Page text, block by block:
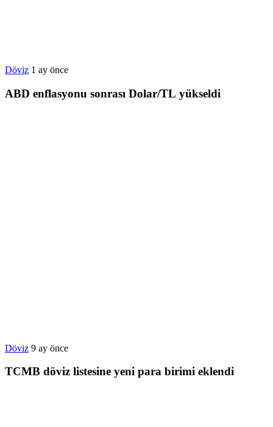
Döviz 1 ay önce
ABD enflasyonu sonrası Dolar/TL yükseldi
Döviz 9 ay önce
TCMB döviz listesine yeni para birimi eklendi